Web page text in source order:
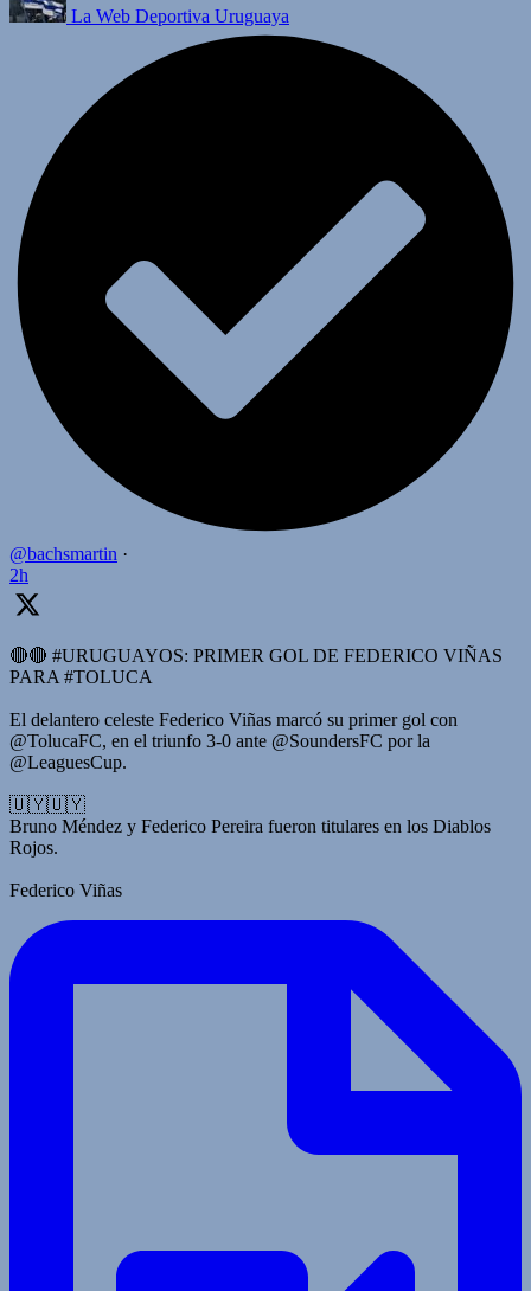
La Web Deportiva Uruguaya
@bachsmartin ·
2h
🔴🔴 #URUGUAYOS: PRIMER GOL DE FEDERICO VIÑAS
PARA #TOLUCA
El delantero celeste Federico Viñas marcó su primer gol con
@TolucaFC, en el triunfo 3-0 ante @SoundersFC por la
@LeaguesCup.
🇺🇾🇺🇾
Bruno Méndez y Federico Pereira fueron titulares en los Diablos
Rojos.
Federico Viñas